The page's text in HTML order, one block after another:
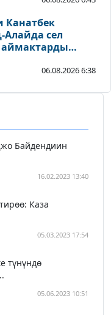
сел
аймактарды
06.08.2026 6:38
Байдендиин
16.02.2023 13:40
Каза
05.03.2023 17:54
түнүндө
05.06.2023 10:51